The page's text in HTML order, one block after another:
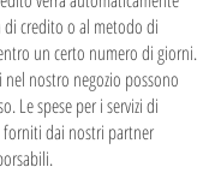
credito o al metodo di
un certo numero di giorni.
nostro negozio possono
Le spese per i servizi di
forniti dai nostri partner